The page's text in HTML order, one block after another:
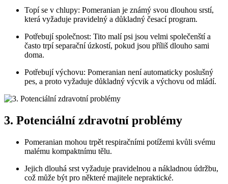
Topí se v chlupy: ‍Pomeranian je známý svou dlouhou​ srstí,⁤
která vyžaduje pravidelný a důkladný⁣ česací program.
Potřebují ⁢společnost: Tito malí ⁢psi jsou velmi společenští ​a
⁣často trpí separační úzkostí, pokud jsou příliš dlouho‌ sami
doma.
Potřebují výchovu: Pomeranian není automaticky⁤ poslušný
pes, a proto vyžaduje důkladný výcvik a výchovu od mládí.
3. Potenciální zdravotní problémy
Pomeranian mohou trpět⁣ respiračními potížemi kvůli​ svému
malému ⁢kompaktnímu tělu.
Jejich dlouhá ⁢srst vyžaduje pravidelnou a ​nákladnou údržbu,
což může ⁢být pro některé majitele nepraktické.